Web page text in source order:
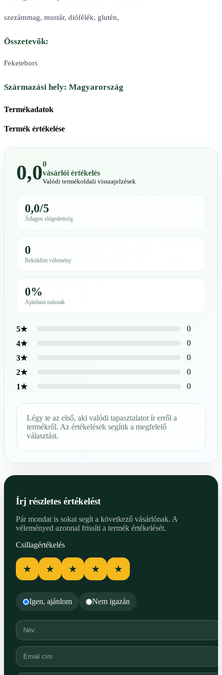
szezámmag, mustár, diófélék, glutén,
Összetevők:
Feketebors
Származási hely: Magyarország
Termékadatok
Termék értékelése
0,00
vásárlói értékelés
Valódi termékoldali visszajelzések
0,0/5
Átlagos elégedettség
0
Beküldött vélemény
0%
Ajánlaná másnak
5★
0
4★
0
3★
0
2★
0
1★
0
Légy te az első, aki valódi tapasztalatot ír erről a
termékről. Az értékelések segítik a megfelelő
választást.
Írj részletes értékelést
Pár mondat is sokat segít a következő vásárlónak. A
véleményed azonnal frissíti a termék értékelését.
Csillagértékelés
★ ★ ★ ★ ★
Igen, ajánlom Nem igazán